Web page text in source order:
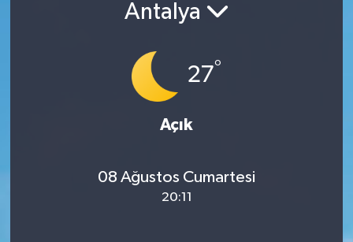
Antalya
27°
Açık
08 Ağustos Cumartesi
20:11